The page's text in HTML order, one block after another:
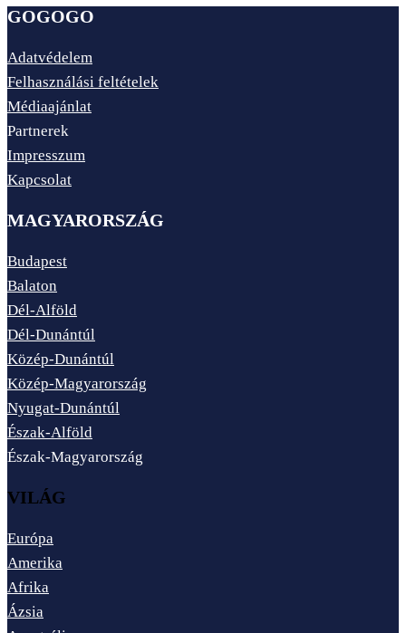
GOGOGO
Adatvédelem
Felhasználási feltételek
Médiaajánlat
Partnerek
Impresszum
Kapcsolat
MAGYARORSZÁG
Budapest
Balaton
Dél-Alföld
Dél-Dunántúl
Közép-Dunántúl
Közép-Magyarország
Nyugat-Dunántúl
Észak-Alföld
Észak-Magyarország
VILÁG
Európa
Amerika
Afrika
Ázsia